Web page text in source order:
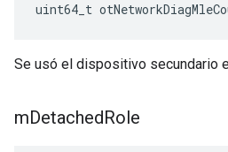
uint64_t
Se usó el dispositivo secundario
mDetachedRole